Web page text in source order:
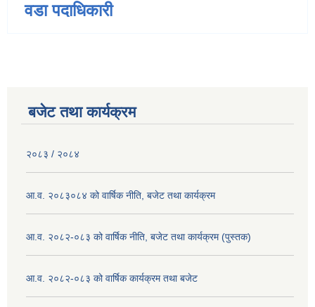
वडा पदाधिकारी
बजेट तथा कार्यक्रम
२०८३ / २०८४
आ.व. २०८३०८४ को वार्षिक नीति, बजेट तथा कार्यक्रम
आ.व. २०८२-०८३ को वार्षिक नीति, बजेट तथा कार्यक्रम (पुस्तक)
आ.व. २०८२-०८३ को वार्षिक कार्यक्रम तथा बजेट